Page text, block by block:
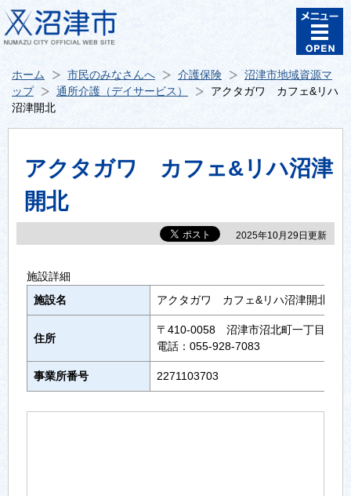
ホーム 市民のみなさんへ 介護保険
沼津市地域資源マ
ップ
通所介護（デイサービス）
アクタガワ カフェ&リハ
沼津開北
アクタガワ カフェ&リハ沼津
開北
2025年10月29日更新
施設詳細
施設名
アクタガワ カフェ&リハ沼津開北
住所
〒410-0058 沼津市沼北町一丁目1-7
電話：055-928-7083
事業所番号 2271103703